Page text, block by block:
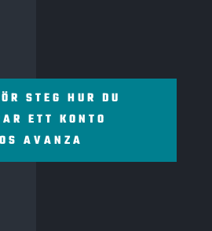
STEG HUR DU
ETT KONTO
AVANZA